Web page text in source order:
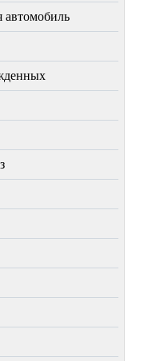
автомобиль